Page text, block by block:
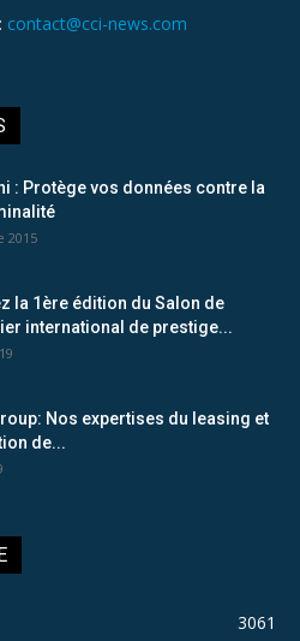
contact@cci-news.com
: Protège vos données contre la
2015
la 1ère édition du Salon de
international de prestige...
Nos expertises du leasing et
de...
3061